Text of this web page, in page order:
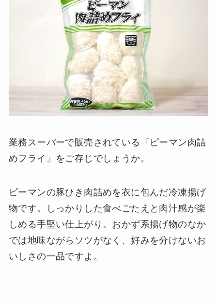
業務スーパーで販売されている『ピーマン肉詰
めフライ』をご存じでしょうか。
ピーマンの豚ひき肉詰めを衣に包んだ冷凍揚げ
物です。しっかりした食べごたえと肉汁感が楽
しめる手堅い仕上がり。おかず系揚げ物のなか
では地味ながらソツがなく、好みを分けないお
いしさの一品ですよ。